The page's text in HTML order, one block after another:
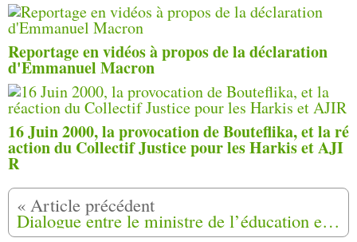
Reportage en vidéos à propos de la déclaration
d'Emmanuel Macron
16 Juin 2000, la provocation de Bouteflika, et la ré
action du Collectif Justice pour les Harkis et AJI
R
Dialogue entre le ministre de l’éducation et Yamina Chalabi fille de Harkis au journal la Provence